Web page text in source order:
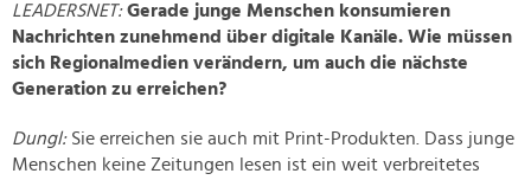
LEADERSNET: Gerade junge Menschen konsumieren
Nachrichten zunehmend über digitale Kanäle. Wie müssen
sich Regionalmedien verändern, um auch die nächste
Generation zu erreichen?
Dungl:Sie erreichen sie auch mit Print-Produkten. Dass junge
Menschen keine Zeitungen lesen ist ein weit verbreitetes